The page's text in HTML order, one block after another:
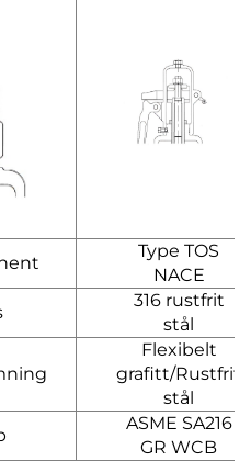
Type TOS
NACE
316 rustfrit
stål
Flexibelt
grafitt/Rustfrit
stål
ASME SA216
GR WCB